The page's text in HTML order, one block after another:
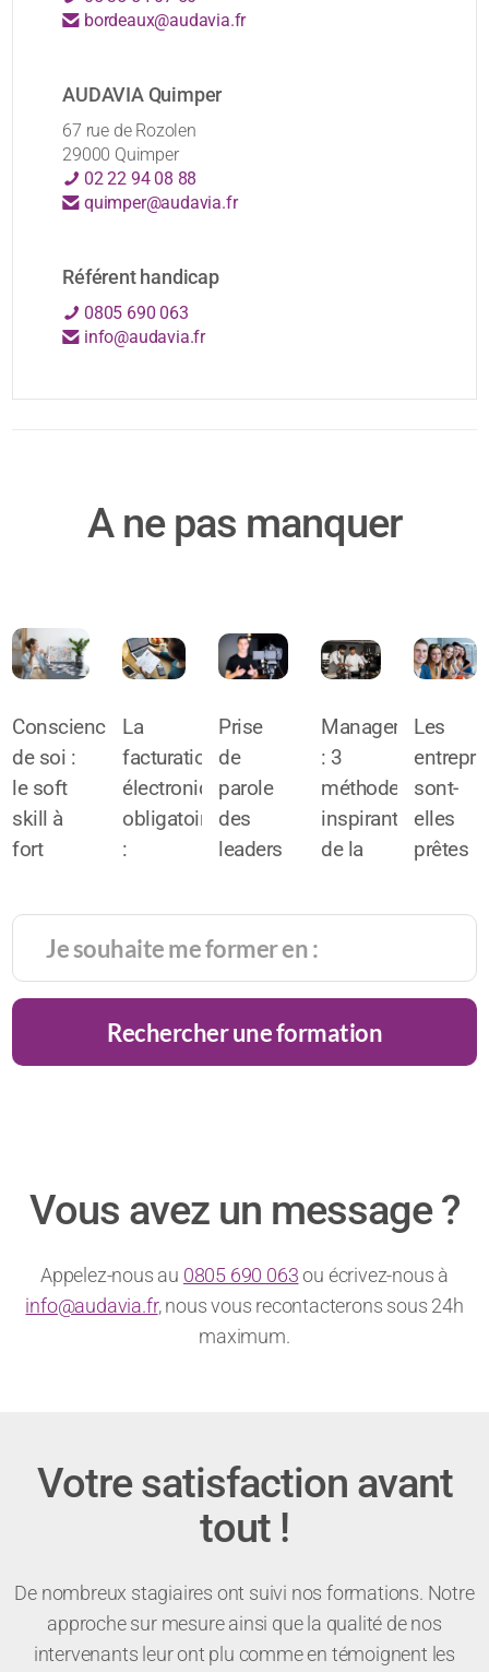
bordeaux@audavia.fr
AUDAVIA Quimper
67 rue de Rozolen
29000 Quimper
02 22 94 08 88
quimper@audavia.fr
Référent handicap
0805 690 063
info@audavia.fr
A ne pas manquer
Conscience
de soi :
le soft
skill à
fort
de
réussite
très
prisé
recruteurs
La
facturation
électronique
obligatoire
:
du
chiffre
!
Prise
de
parole
des
leaders
caméra
:
rester
charismatique
?
Management
: 3
méthodes
inspirantes
de la
gastronomie
Les
sont-
elles
prêtes
intégrer
alpha
Rechercher une formation
Vous avez un message ?
Appelez-nous au 0805 690 063ou écrivez-nous à
info@audavia.fr, nous vous recontacterons sous 24h
maximum.
Votre satisfaction avant
tout !
De nombreux stagiaires ont suivi nos formations. Notre
approche sur mesure ainsi que la qualité de nos
intervenants leur ont plu comme en témoignent les